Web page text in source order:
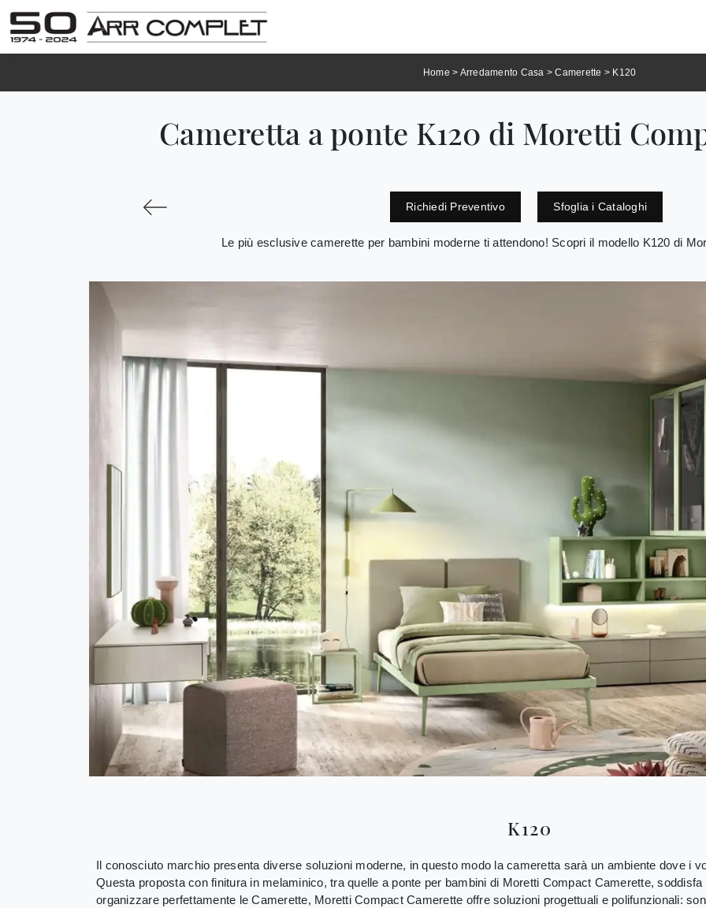
Home > Arredamento Casa >Camerette > K120
Cameretta a ponte K120 di Moretti
Richiedi Preventivo Sfoglia i Cataloghi
Le più esclusive camerette per bambini moderne ti attendono! Scopri il modello K120 di
K120
Il conosciuto marchio presenta diverse soluzioni moderne, in questo modo la cameretta sarà un ambiente dove i
Questa proposta con finitura in melaminico, tra quelle a ponte per bambini di Moretti Compact Camerette,
organizzare perfettamente le Camerette, Moretti Compact Camerette offre soluzioni progettuali e polifunzionali: